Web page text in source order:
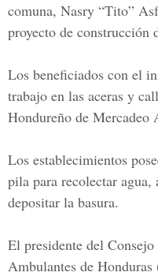
comuna, Nasry “Tito”
proyecto de construcción
Los beneficiados con el
trabajo en las aceras y
Hondureño de
Los establecimientos
pila para recolectar agua,
depositar la basura.
El presidente del
Ambulantes de